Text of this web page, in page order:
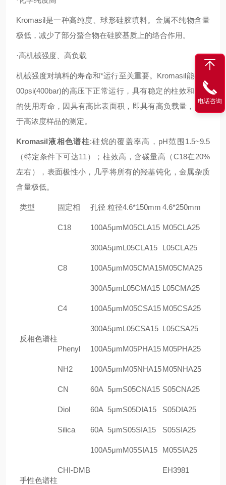
Kromasil是一种高纯度、球形硅胶填料。金属不纯物含量
极低，减少了部分螯合物在硅胶基质上的络合作用。
·高机械强度、高负载
机械强度对填料的寿命和*运行至关重要。Kromasil能在60
00psi(400bar)的高压下正常运行，具有稳定的柱效和长久
的使用寿命，因具有高比表面积，即具有高负载量，适用
于高浓度样品的测定。
Kromasil液相色谱柱:硅烷的覆盖率高，pH范围1.5~9.5
（特定条件下可达11）；柱效高，含碳量高（C18在20%
左右），表面极性小，几乎将所有的羟基钝化，金属杂质
含量极低。
类型 固定相 孔径 粒径4.6*150mm 4.6*250mm
反相色谱柱
C18 100A5μmM05CLA15 M05CLA25
300A5μmL05CLA15 L05CLA25
C8 100A5μmM05CMA15M05CMA25
300A5μmL05CMA15 L05CMA25
C4 100A5μmM05CSA15 M05CSA25
300A5μmL05CSA15 L05CSA25
Phenyl 100A5μmM05PHA15 M05PHA25
NH2 100A5μmM05NHA15M05NHA25
CN 60A 5μmS05CNA15 S05CNA25
Diol 60A 5μmS05DIA15 S05DIA25
Silica 60A 5μmS05SIA15 S05SIA25
100A5μmM05SIA15 M05SIA25
手性色谱柱
CHI-DMB EH3981
电话咨询